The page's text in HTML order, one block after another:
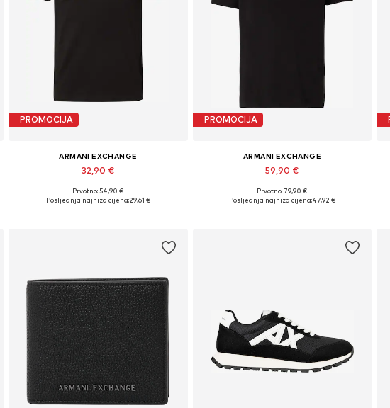
PROMOCIJA
ARMANI EXCHANGE
32,90 €
Dostupne veličine: XS, S, M, L, XL, XXL
Prvotno: 54,90 €
Posljednja najniža cijena:29,61 €
PROMOCIJA
ARMANI EXCHANGE
59,90 €
Dostupne veličine: XS, S, M, L, XL, XXL
Prvotno: 79,90 €
Posljednja najniža cijena:47,92 €